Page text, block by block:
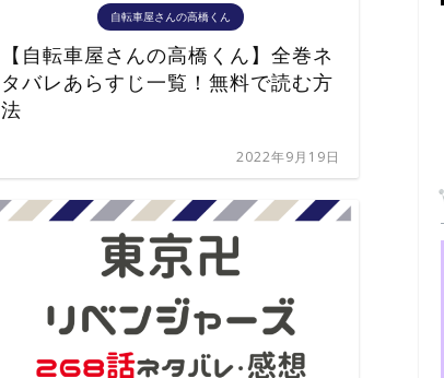
自転車屋さんの高橋くん
【自転車屋さんの高橋くん】全巻ネ
タバレあらすじ一覧！無料で読む方
法
2022年9月19日